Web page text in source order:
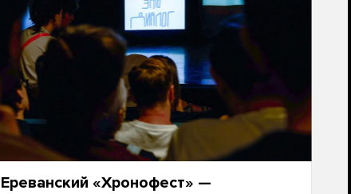
Ереванский «Хронофест» —